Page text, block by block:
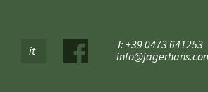
it
T: +39 0473 641253